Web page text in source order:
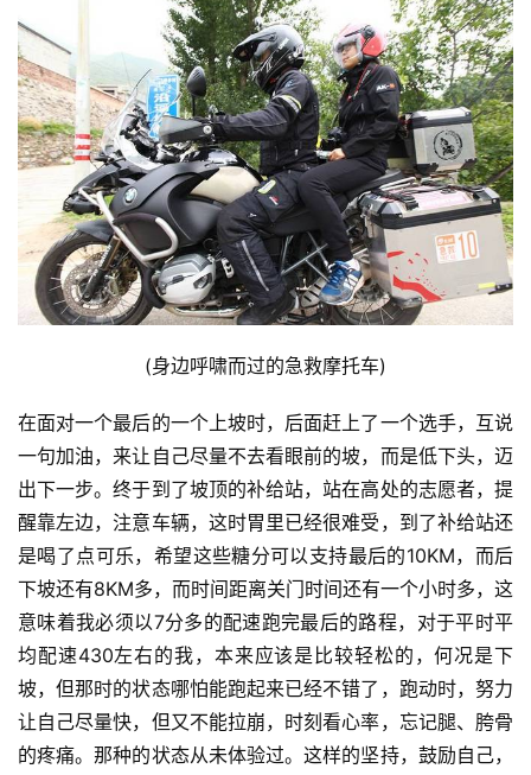
(身边呼啸而过的急救摩托车)
在面对一个最后的一个上坡时，后面赶上了一个选手，互说
一句加油，来让自己尽量不去看眼前的坡，而是低下头，迈
出下一步。终于到了坡顶的补给站，站在高处的志愿者，提
醒靠左边，注意车辆，这时胃里已经很难受，到了补给站还
是喝了点可乐，希望这些糖分可以支持最后的10KM，而后
下坡还有8KM多，而时间距离关门时间还有一个小时多，这
意味着我必须以7分多的配速跑完最后的路程，对于平时平
均配速430左右的我，本来应该是比较轻松的，何况是下
坡，但那时的状态哪怕能跑起来已经不错了，跑动时，努力
让自己尽量快，但又不能拉崩，时刻看心率，忘记腿、胯骨
的疼痛。那种的状态从未体验过。这样的坚持，鼓励自己，